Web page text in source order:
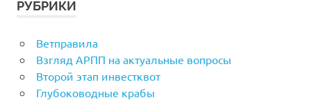
РУБРИКИ
Ветправила
Взгляд АРПП на актуальные вопросы
Второй этап инвестквот
Глубоководные крабы